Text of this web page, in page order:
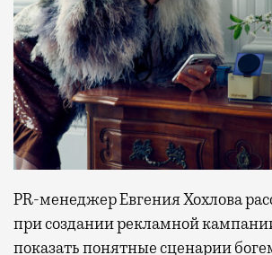
PR-менеджер Евгения Хохлова
при создании рекламной
показать понятные сценарии